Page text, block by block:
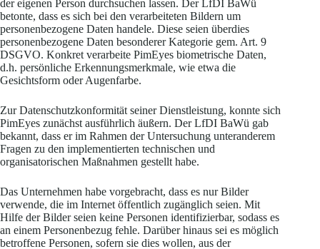
der eigenen Person durchsuchen lassen. Der LfDI BaWü
betonte, dass es sich bei den verarbeiteten Bildern um
personenbezogene Daten handele. Diese seien überdies
personenbezogene Daten besonderer Kategorie gem. Art. 9
DSGVO. Konkret verarbeite PimEyes biometrische Daten,
d.h. persönliche Erkennungsmerkmale, wie etwa die
Gesichtsform oder Augenfarbe.
Zur Datenschutzkonformität seiner Dienstleistung, konnte sich
PimEyes zunächst ausführlich äußern. Der LfDI BaWü gab
bekannt, dass er im Rahmen der Untersuchung unteranderem
Fragen zu den implementierten technischen und
organisatorischen Maßnahmen gestellt habe.
Das Unternehmen habe vorgebracht, dass es nur Bilder
verwende, die im Internet öffentlich zugänglich seien. Mit
Hilfe der Bilder seien keine Personen identifizierbar, sodass es
an einem Personenbezug fehle. Darüber hinaus sei es möglich
betroffene Personen, sofern sie dies wollen, aus der